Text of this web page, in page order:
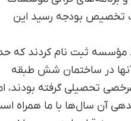
تخصیص بودجه رسید این
حفظ مؤسسه ثبت‌ نام کردند که
آنها در ساختمان شش طبقه
تحصیلی گرفته بودند،
آن سال‌ها با ما همراه